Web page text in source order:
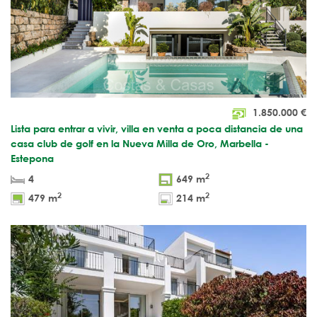
1.850.000 €
Lista para entrar a vivir, villa en venta a poca distancia de una
casa club de golf en la Nueva Milla de Oro, Marbella -
Estepona
4
649 m2
479 m2 214 m2